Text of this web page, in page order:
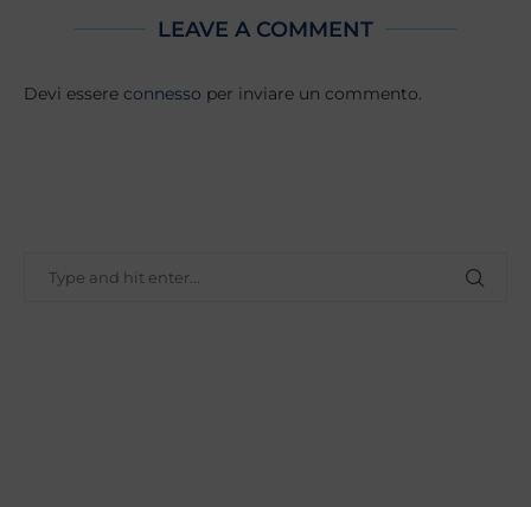
LEAVE A COMMENT
Devi essere connesso per inviare un commento.